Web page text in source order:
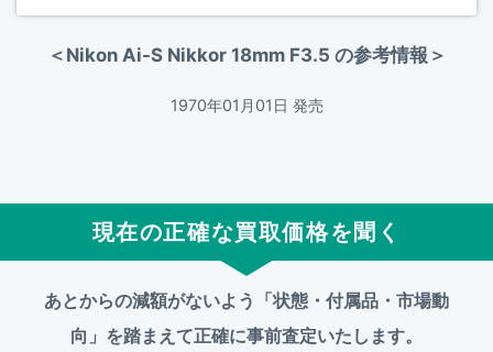
＜Nikon Ai-S Nikkor 18mm F3.5 の参考情報＞
1970年01月01日 発売
現在の正確な買取価格を聞く
あとからの減額がないよう「状態・付属品・市場動
向」を踏まえて正確に事前査定いたします。